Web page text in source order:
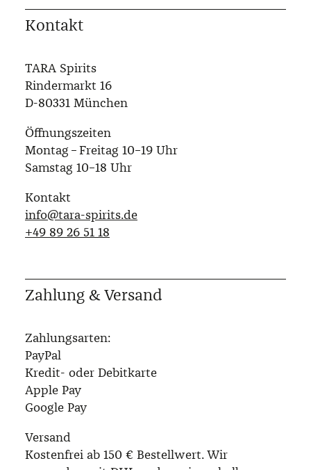
Kontakt
TARA Spirits
Rindermarkt 16
D-80331 München
Öffnungszeiten
Montag – Freitag 10–19 Uhr
Samstag 10–18 Uhr
Kontakt
info@tara-spirits.de
‭+49 89 26 51 18‬
Zahlung & Versand
Zahlungsarten:
PayPal
Kredit- oder Debitkarte
Apple Pay
Google Pay
Versand
Kostenfrei ab 150 € Bestellwert. Wir